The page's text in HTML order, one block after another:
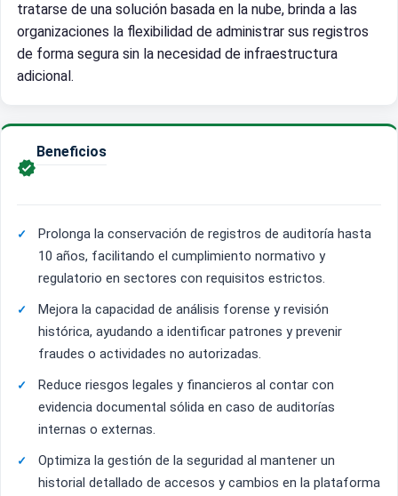
tratarse de una solución basada en la nube, brinda a las
organizaciones la flexibilidad de administrar sus registros
de forma segura sin la necesidad de infraestructura
adicional.

Beneficios
Prolonga la conservación de registros de auditoría hasta
10 años, facilitando el cumplimiento normativo y
regulatorio en sectores con requisitos estrictos.
Mejora la capacidad de análisis forense y revisión
histórica, ayudando a identificar patrones y prevenir
fraudes o actividades no autorizadas.
Reduce riesgos legales y financieros al contar con
evidencia documental sólida en caso de auditorías
internas o externas.
Optimiza la gestión de la seguridad al mantener un
historial detallado de accesos y cambios en la plataforma